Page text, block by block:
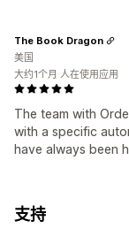
The team with
with a specific
have always been
The Book Dragon
美国
大约1个月 人在使用应用
支持